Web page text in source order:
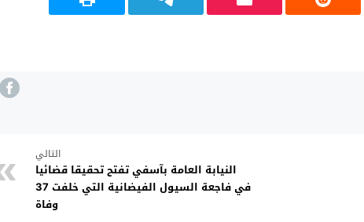
التالي
النيابة العامة بآسفي تفتح تحقيقا قضائيا
في فاجعة السيول الفيضانية التي خلفت 37
وفاة